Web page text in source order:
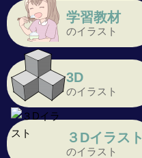
学習教材
のイラスト
3D
のイラスト
３Dイラスト
のイラスト